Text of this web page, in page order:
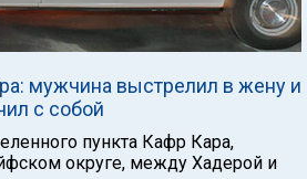
мужчина выстрелил в жену и
с собой
пункта Кафр Кара,
округе, между Хадерой и